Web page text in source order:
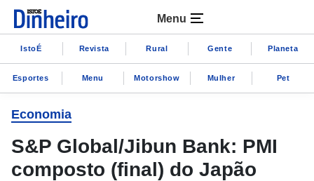
Menu
IstoÉ Revista Rural Gente Planeta
Esportes Menu Motorshow Mulher Pet
Economia
S&P Global/Jibun Bank: PMI
composto (final) do Japão